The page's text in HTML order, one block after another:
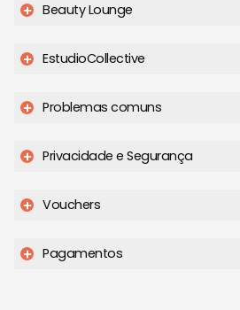
Beauty Lounge
EstudioCollective
Problemas comuns
Privacidade e Segurança
Vouchers
Pagamentos